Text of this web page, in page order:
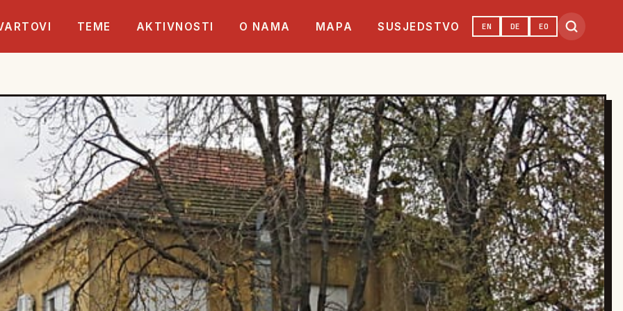
TEME AKTIVNOSTI O NAMA MAPA SUSJEDSTVO EN DE EO